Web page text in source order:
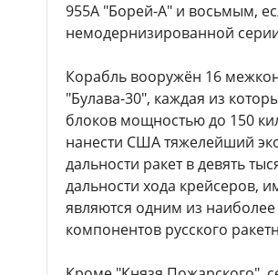
955А "Борей-А" и восьмым,
немодернизированной
Корабль вооружён 16
"Булава-30", каждая из
блоков мощностью до 150
нанести США тяжелейший
дальности ракет в девять
дальности хода крейсеров,
являются одним из
компонентов русского